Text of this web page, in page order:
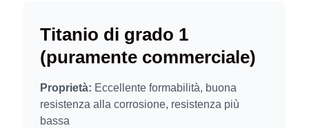
Titanio di grado 1
(puramente commerciale)
Proprietà: Eccellente formabilità, buona
resistenza alla corrosione, resistenza più
bassa